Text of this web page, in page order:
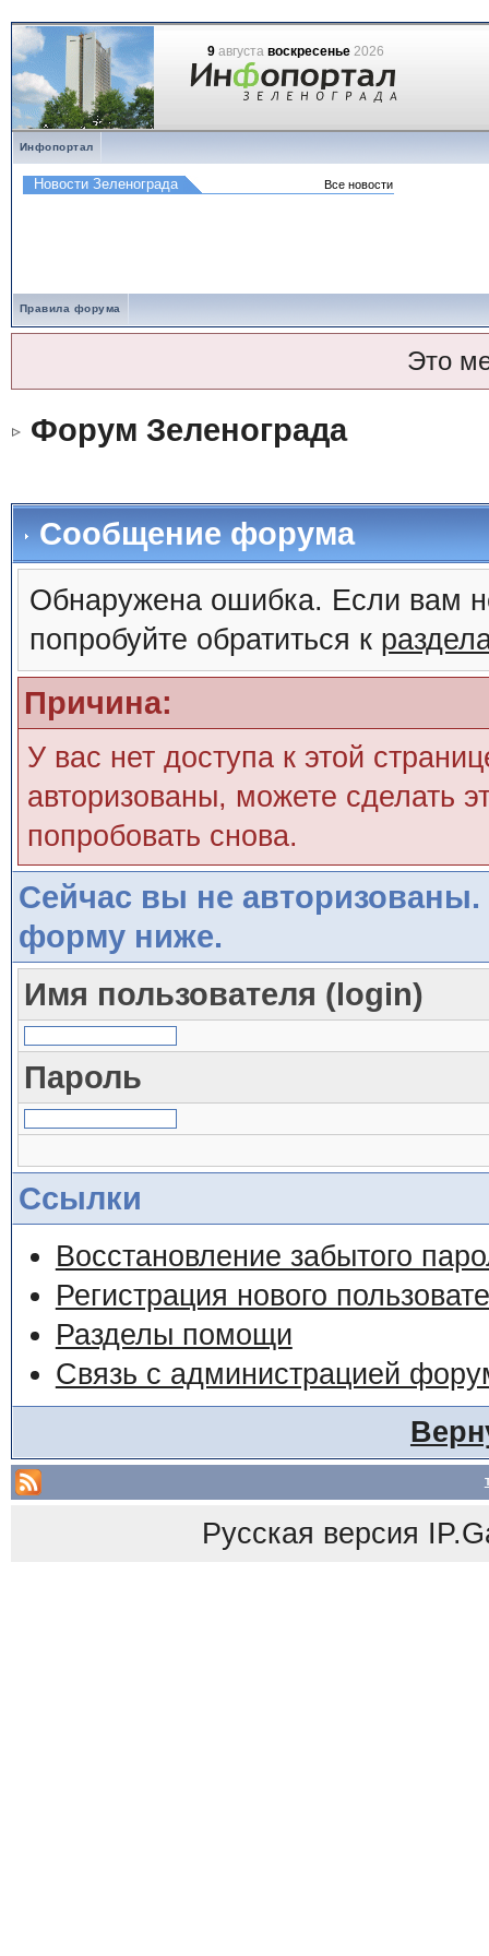
9августа воскресенье2026
Инфопортал
Правила форума
Это
Форум Зеленограда
Сообщение форума
Обнаружена ошибка. Если вам
попробуйте обратиться к
Причина:
У вас нет доступа к этой
авторизованы, можете сделать
попробовать снова.
Сейчас вы не авторизованы.
форму ниже.
Имя пользователя (login)
Пароль
Ссылки
Восстановление забытого
Регистрация нового
Разделы помощи
Связь с администрацией
Русская версия